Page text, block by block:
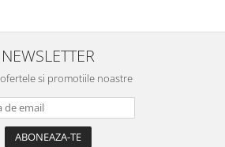
NEWSLETTER
si promotiile noastre